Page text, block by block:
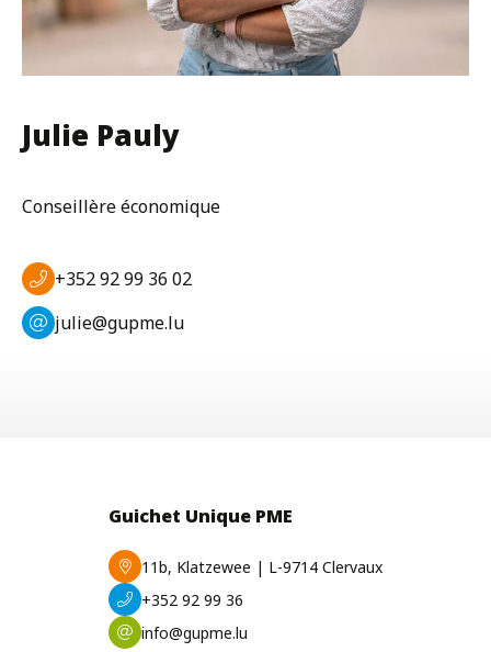
Julie Pauly
Conseillère économique
+352 92 99 36 02
julie@gupme.lu
Guichet Unique PME
11b, Klatzewee | L-9714 Clervaux
+352 92 99 36
info@gupme.lu